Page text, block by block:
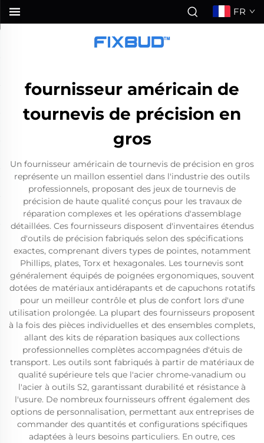
FR
fournisseur américain de
tournevis de précision en
gros
Un fournisseur américain de tournevis de précision en gros
représente un maillon essentiel dans l'industrie des outils
professionnels, proposant des jeux de tournevis de
précision de haute qualité conçus pour les travaux de
réparation complexes et les opérations d'assemblage
détaillées. Ces fournisseurs disposent d'inventaires étendus
d'outils de précision fabriqués selon des spécifications
exactes, comprenant divers types de pointes, notamment
Phillips, plates, Torx et hexagonales. Les tournevis sont
généralement équipés de poignées ergonomiques, souvent
dotées de matériaux antidérapants et de capuchons rotatifs
pour un meilleur contrôle et plus de confort lors d'une
utilisation prolongée. La plupart des fournisseurs proposent
à la fois des pièces individuelles et des ensembles complets,
allant des kits de réparation basiques aux collections
professionnelles complètes accompagnées d'étuis de
transport. Les outils sont fabriqués à partir de matériaux de
qualité supérieure tels que l'acier chrome-vanadium ou
l'acier à outils S2, garantissant durabilité et résistance à
l'usure. De nombreux fournisseurs offrent également des
options de personnalisation, permettant aux entreprises de
commander des quantités et configurations spécifiques
adaptées à leurs besoins particuliers. En outre, ces